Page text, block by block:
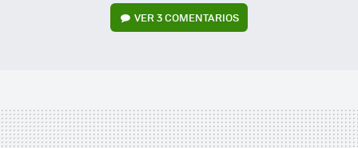
VER3 COMENTARIOS